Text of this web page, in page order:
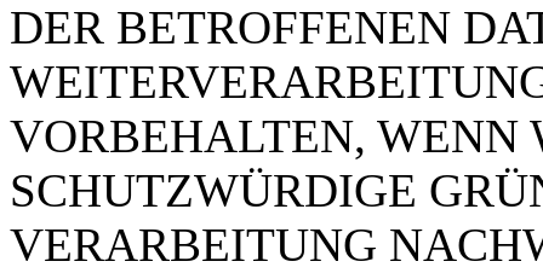
DER BETROFFENEN
VORBEHALTEN, WENN
SCHUTZWÜRDIGE
VERARBEITUNG